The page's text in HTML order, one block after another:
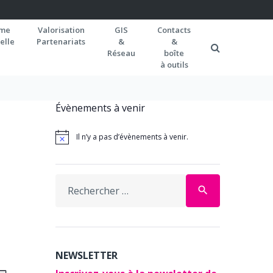
Valorisation
Partenariats
GIS
&
Réseau
Contacts
&
boîte
à outils
Évènements à venir
Il n’y a pas d’évènements à venir.
for:
search
NEWSLETTER